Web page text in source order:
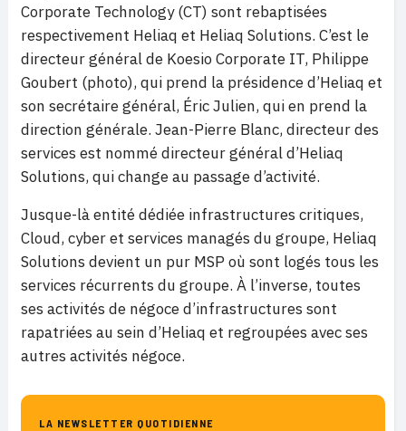
Corporate Technology (CT) sont rebaptisées
respectivement Heliaq et Heliaq Solutions. C’est le
directeur général de Koesio Corporate IT, Philippe
Goubert (photo), qui prend la présidence d’Heliaq et
son secrétaire général, Éric Julien, qui en prend la
direction générale. Jean-Pierre Blanc, directeur des
services est nommé directeur général d’Heliaq
Solutions, qui change au passage d’activité.
Jusque-là entité dédiée infrastructures critiques,
Cloud, cyber et services managés du groupe, Heliaq
Solutions devient un pur MSP où sont logés tous les
services récurrents du groupe. À l’inverse, toutes
ses activités de négoce d’infrastructures sont
rapatriées au sein d’Heliaq et regroupées avec ses
autres activités négoce.
LA NEWSLETTER QUOTIDIENNE